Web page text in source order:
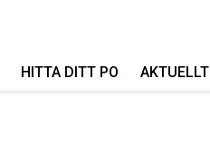
HITTA DITT PO AKTUELLT